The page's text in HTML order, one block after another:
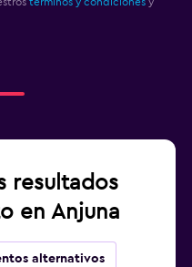
resultados
en Anjuna
alternativos